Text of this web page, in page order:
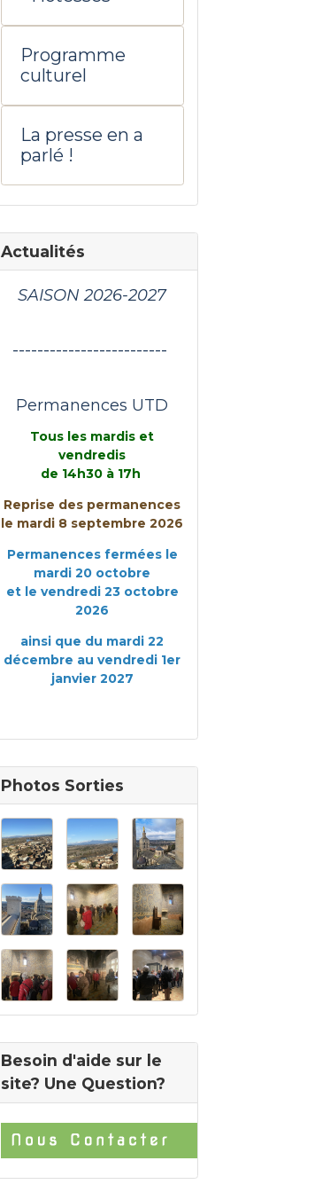
Programme
culturel
La presse en a
parlé !
Actualités
SAISON 2026-2027
-------------------------
Permanences UTD
Tous les mardis et
vendredis
de 14h30 à 17h
Reprise des permanences
le mardi 8 septembre 2026
Permanences fermées le
mardi 20 octobre
et le vendredi 23 octobre
2026
ainsi que du mardi 22
décembre au vendredi 1er
janvier 2027
Photos Sorties
Besoin d'aide sur le
site? Une Question?